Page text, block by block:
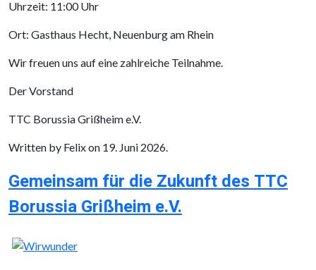
Uhrzeit: 11:00 Uhr
Ort: Gasthaus Hecht, Neuenburg am Rhein
Wir freuen uns auf eine zahlreiche Teilnahme.
Der Vorstand
TTC Borussia Grißheim e.V.
Written by Felix on 19. Juni 2026
Gemeinsam für die Zukunft des TTC
Borussia Grißheim e.V.